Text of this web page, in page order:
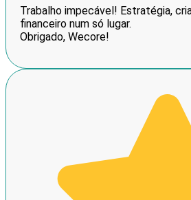
Trabalho impecável! Estratégia,
financeiro num só lugar.
Obrigado, Wecore!